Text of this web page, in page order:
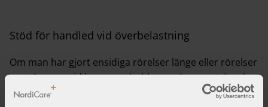
Stöd för handled vid överbelastning
Om man har gjort ensidiga rörelser länge eller rörelser
man är ovan vid kan man drabbas av överansträngda
muskler kring handleden. Då gör leden ofta ont vid